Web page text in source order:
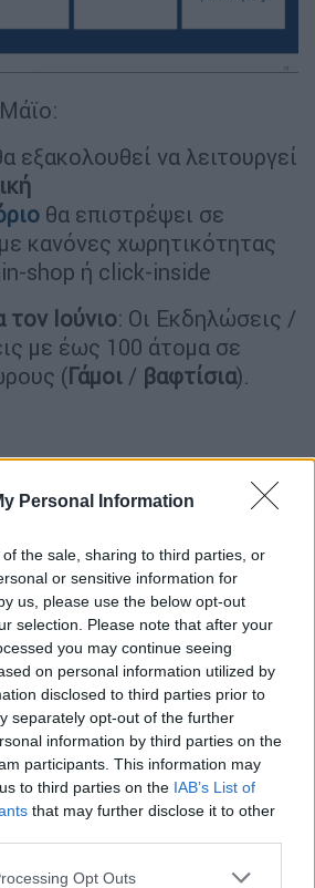
Personal Information
the sale, sharing to third parties, or
or sensitive information for
us, please use the below opt-out
selection. Please note that after your
you may continue seeing
on personal information utilized by
disclosed to third parties prior to
separately opt-out of the further
information by third parties on the
participants. This information may
to third parties on the IAB’s List of
that may further disclose it to other
app uses one or more Google
Opt Outs
εξακολουθεί να λειτουργεί
θα επιστρέψει σε
κανόνες χωρητικότητας
shop ή click-inside
τον Ιούνιο: Οι Εκδηλώσεις /
με έως 100 άτομα σε
(Γάμοι / βαφτίσια).